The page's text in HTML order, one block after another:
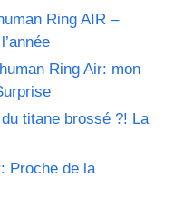
Ring AIR –
Ring Air: mon
titane brossé ?! La
Proche de la